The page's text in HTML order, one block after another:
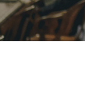
الشئون الأكاديمية
البحث العلمي